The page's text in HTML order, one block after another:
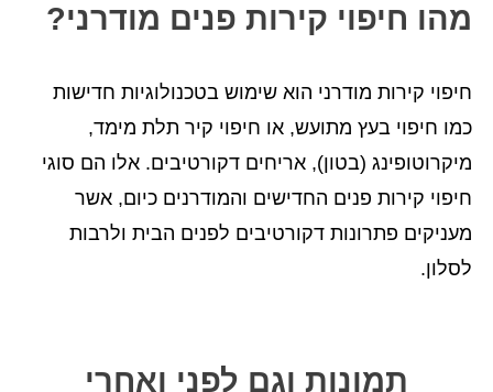
מהו חיפוי קירות פנים מודרני?
חיפוי קירות מודרני הוא שימוש בטכנולוגיות חדישות
כמו חיפוי בעץ מתועש, או חיפוי קיר תלת מימד,
מיקרוטופינג (בטון), אריחים דקורטיבים. אלו הם סוגי
חיפוי קירות פנים החדישים והמודרנים כיום, אשר
מעניקים פתרונות דקורטיבים לפנים הבית ולרבות
לסלון.
תמונות וגם לפני ואחרי